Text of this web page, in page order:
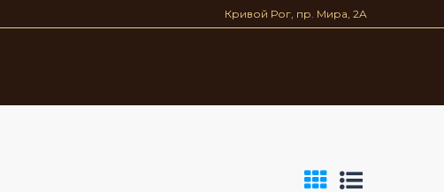
Кривой Рог, пр. Мира, 2A